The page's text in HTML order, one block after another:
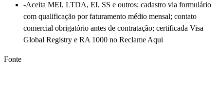
-Aceita MEI, LTDA, EI, SS e outros; cadastro via formulário
com qualificação por faturamento médio mensal; contato
comercial obrigatório antes de contratação; certificada Visa
Global Registry e RA 1000 no Reclame Aqui
Fonte